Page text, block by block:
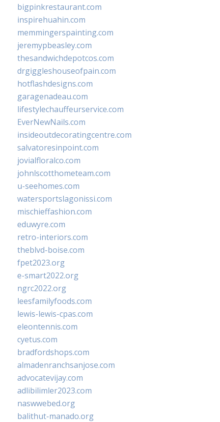
bigpinkrestaurant.com
inspirehuahin.com
memmingerspainting.com
jeremypbeasley.com
thesandwichdepotcos.com
drgiggleshouseofpain.com
hotflashdesigns.com
garagenadeau.com
lifestylechauffeurservice.com
EverNewNails.com
insideoutdecoratingcentre.com
salvatoresinpoint.com
jovialfloralco.com
johnlscotthometeam.com
u-seehomes.com
watersportslagonissi.com
mischieffashion.com
eduwyre.com
retro-interiors.com
theblvd-boise.com
fpet2023.org
e-smart2022.org
ngrc2022.org
leesfamilyfoods.com
lewis-lewis-cpas.com
eleontennis.com
cyetus.com
bradfordshops.com
almadenranchsanjose.com
advocatevijay.com
adlibilimler2023.com
naswwebed.org
balithut-manado.org